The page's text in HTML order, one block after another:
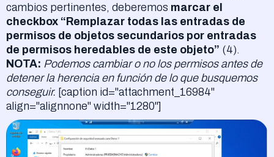
cambios pertinentes, deberemos marcar el
checkbox “Remplazar todas las entradas de
permisos de objetos secundarios por entradas
de permisos heredables de este objeto” (4).
NOTA: Podemos cambiar o no los permisos antes de
detener la herencia en función de lo que busquemos
conseguir. [caption id="attachment_16984"
align="alignnone" width="1280"]